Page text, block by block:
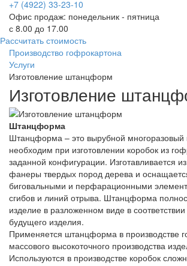
+7 (4922) 33-23-10
Офис продаж: понедельник - пятница
с 8.00 до 17.00
Рассчитать стоимость
Производство гофрокартона
Услуги
Изготовление штанцформ
Изготовление
Штанцформа
Штанцформа – это вырубной многоразовый
необходим при изготовлении коробок из
заданной конфигурации. Изготавливается
фанеры твердых пород дерева и
биговальными и перфарационными
сгибов и линий отрыва. Штанцформа
изделие в разложенном виде в
будущего изделия.
Применяется штанцформа в производстве
массового высокоточного производства
Используются в производстве коробок